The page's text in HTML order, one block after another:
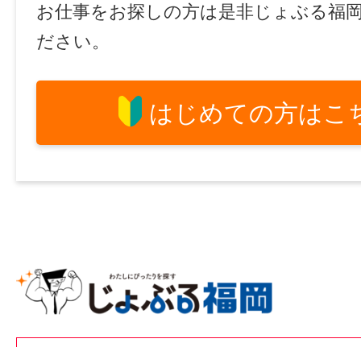
お仕事をお探しの方は是非じょぶる福
ださい。
はじめての方はこ